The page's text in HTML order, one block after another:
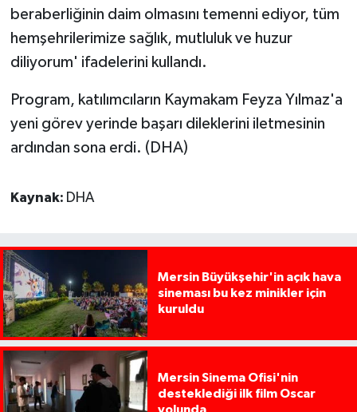
beraberliğinin daim olmasını temenni ediyor, tüm
hemşehrilerimize sağlık, mutluluk ve huzur
diliyorum' ifadelerini kullandı.
Program, katılımcıların Kaymakam Feyza Yılmaz'a
yeni görev yerinde başarı dileklerini iletmesinin
ardından sona erdi. (DHA)
Kaynak: DHA
Mersin Büyükşehir'in açık hava
sineması bu kez minikler için
kuruldu
Mersin Sinema Ofisi'nin
desteklediği ilk film Oscar